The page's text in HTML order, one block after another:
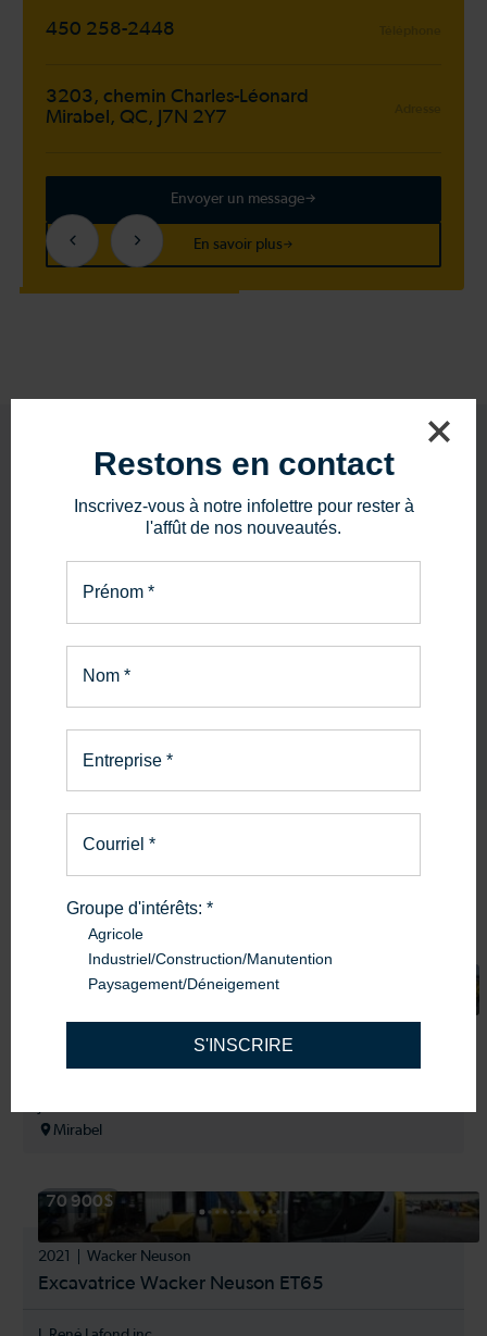
450 258-2448
3203, chemin Charles-Léonard
Mirabel, QC, J7N 2Y7
Envoyer un message
En savoir plus
PIÈCES ET SERVICE
La bonne pièce.
Le bon service.
Produitssimilaires
Excavatrice Wacker Neuson ET65
Mirabel
70 900$
2021 Wacker Neuson
Excavatrice Wacker Neuson ET65
Restons en contact
Inscrivez-vous à notre infolettre pour rester à
l'affût de nos nouveautés.
Prénom *
Nom *
Entreprise *
Courriel *
Groupe d'intérêts: *
Agricole
Industriel/Construction/Manutention
Paysagement/Déneigement
S'INSCRIRE